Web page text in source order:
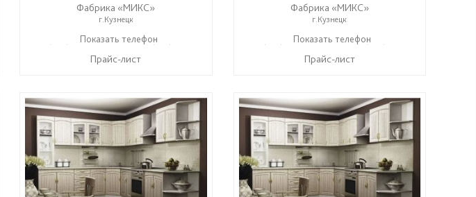
Фабрика «МИКС»
г.Кузнецк
+7 (937) 423-36-37 ☎+7 (937) 428-44-55
Показать телефон
Прайс-лист
Фабрика «МИКС»
г.Кузнецк
+7 (937) 423-36-37 ☎+7 (937) 428-44-55
Показать телефон
Прайс-лист